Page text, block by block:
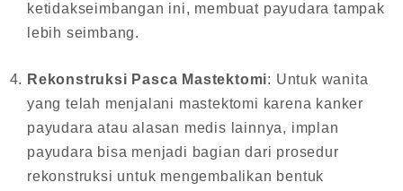
ketidakseimbangan ini, membuat payudara tampak
lebih seimbang.
Rekonstruksi Pasca Mastektomi: Untuk wanita
yang telah menjalani mastektomi karena kanker
payudara atau alasan medis lainnya, implan
payudara bisa menjadi bagian dari prosedur
rekonstruksi untuk mengembalikan bentuk